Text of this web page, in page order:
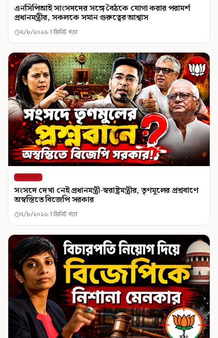
এনসিপিআই সাংসদদের সঙ্গে বৈঠকে যোগা করার পরামর্শ
প্রধানমন্ত্রীর, সকলকে সমান গুরুত্বের আশ্বাস
৭/৮/২০২৬ 1 মিনিট পড়া
শিরোনাম
সংসদে দেখা নেই প্রধানমন্ত্রী-স্বরাষ্ট্রমন্ত্রীর, তৃণমূলের প্রশ্নবাণে
অস্বস্তিতে বিজেপি সরকার
৭/৮/২০২৬ 1 মিনিট পড়া